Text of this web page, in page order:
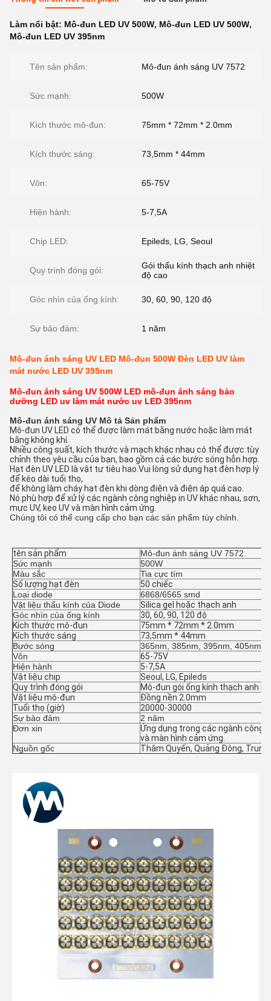
Làm nổi bật: Mô-đun LED UV 500W, Mô-đun LED UV 500W,
Mô-đun LED UV 395nm
Tên sản phẩm: Mô-đun ánh sáng UV 7572
Sức mạnh: 500W
Kích thước mô-đun: 75mm * 72mm * 2.0mm
Kích thước sáng: 73,5mm * 44mm
Vôn: 65-75V
Hiện hành: 5-7,5A
Chip LED: Epileds, LG, Seoul
Quy trình đóng gói:
Gói thấu kính thạch anh nhiệt
độ cao
Góc nhìn của ống kính: 30, 60, 90, 120 độ
Sự bảo đảm: 1 năm
Mô-đun ánh sáng UV LED Mô-đun 500W Đèn LED UV làm
mát nước LED UV 395nm
Mô-đun ánh sáng UV 500W LED mô-đun ánh sáng bảo
dưỡng LED uv làm mát nước uv LED 395nm
Mô-đun ánh sáng UV Mô tả Sản phẩm
Mô-đun UV LED có thể được làm mát bằng nước hoặc làm mát
bằng không khí.
Nhiều công suất, kích thước và mạch khác nhau có thể được tùy
chỉnh theo yêu cầu của bạn, bao gồm cả các bước sóng hỗn hợp.
Hạt đèn UV LED là vật tư tiêu hao.Vui lòng sử dụng hạt đèn hợp lý
để kéo dài tuổi thọ,
để không làm cháy hạt đèn khi dòng điện và điện áp quá cao.
Nó phù hợp để xử lý các ngành công nghiệp in UV khác nhau, sơn,
mực UV, keo UV và màn hình cảm ứng.
Chúng tôi có thể cung cấp cho bạn các sản phẩm tùy chỉnh.
tên sản phẩm
Mô-đun ánh sáng UV 7572
Sức mạnh
500W
Màu sắc
Tia cực tím
Số lượng hạt đèn
50 chiếc
Loại diode
6868/6565 smd
Vật liệu thấu kính của Diode
Silica gel hoặc thạch anh
Góc nhìn của ống kính
30, 60, 90, 120 độ
Kích thước mô-đun
75mm * 72mm * 2.0mm
Kích thước sáng
73,5mm * 44mm
Bước sóng
365nm, 385nm, 395nm, 405nm
Vôn
65-75V
Hiện hành
5-7,5A
Vật liệu chip
Seoul , LG, Epileds
Quy trình đóng gói
Mô-đun gói ống kính thạch anh
Vật liệu mô-đun
Đồng nền 2.0mm
Tuổi thọ (giờ)
20000-30000
Sự bảo đảm
2 năm
Đơn xin
Ứng dụng trong các ngành công
và màn hình cảm ứng.
Nguồn gốc
Thâm Quyến, Quảng Đông, Trung